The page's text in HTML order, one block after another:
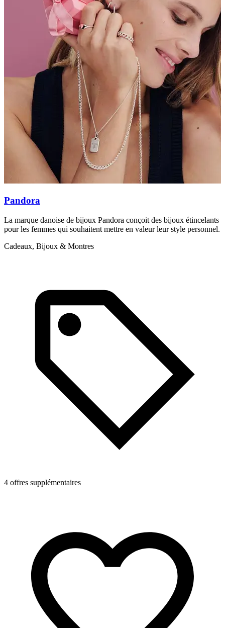
Pandora
La marque danoise de bijoux Pandora conçoit des bijoux étincelants
pour les femmes qui souhaitent mettre en valeur leur style personnel.
Cadeaux, Bijoux & Montres
4 offres supplémentaires